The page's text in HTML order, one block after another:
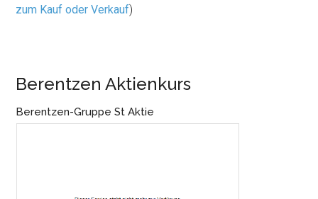
zum Kauf oder Verkauf)
Berentzen Aktienkurs
Berentzen-Gruppe St Aktie